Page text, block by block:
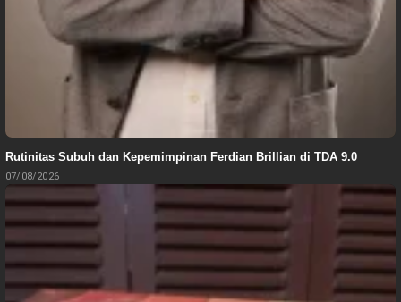
Rutinitas Subuh dan Kepemimpinan Ferdian Brillian di TDA 9.0
07/08/2026